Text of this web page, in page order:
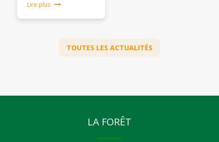
Lire plus
TOUTES LES ACTUALITÉS
LA FORÊT